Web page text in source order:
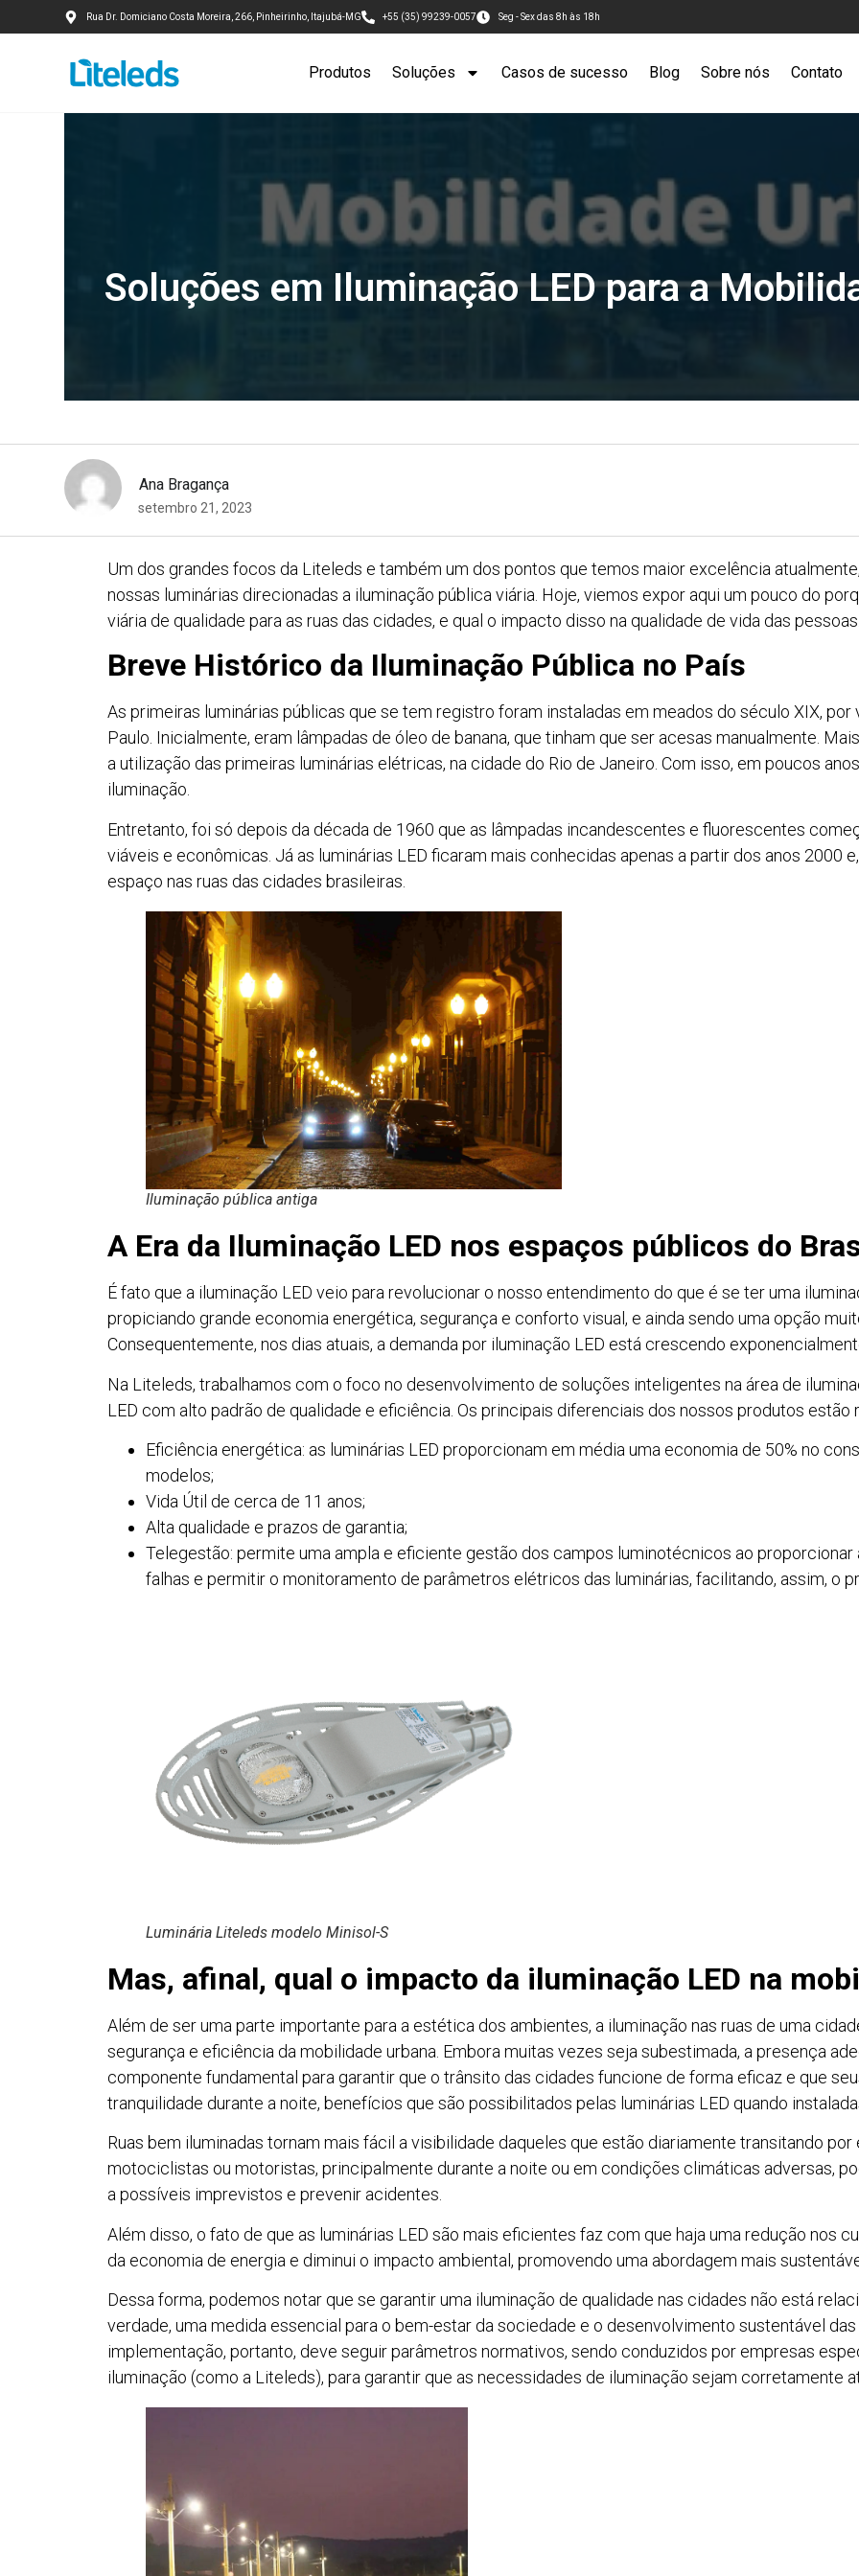
Rua Dr. Domiciano Costa Moreira, 266, Pinheirinho, Itajubá-MG +55 (35) 99239-0057 Seg - Sex das 8h às 18h
Produtos Soluções Casos de sucesso Blog Sobre nós Contato
Soluções em Iluminação LED para a
Ana Bragança
setembro 21, 2023
Um dos grandes focos da Liteleds e também um dos pontos que temos maior excelência
nossas luminárias direcionadas a iluminação pública viária. Hoje, viemos expor aqui um pouco do
viária de qualidade para as ruas das cidades, e qual o impacto disso na qualidade de vida das
Breve Histórico da Iluminação Pública no País
As primeiras luminárias públicas que se tem registro foram instaladas em meados do século XIX, por
Paulo. Inicialmente, eram lâmpadas de óleo de banana, que tinham que ser acesas manualmente.
a utilização das primeiras luminárias elétricas, na cidade do Rio de Janeiro. Com isso, em poucos
iluminação.
Entretanto, foi só depois da década de 1960 que as lâmpadas incandescentes e fluorescentes
viáveis e econômicas. Já as luminárias LED ficaram mais conhecidas apenas a partir dos anos 2000
espaço nas ruas das cidades brasileiras.
Iluminação pública antiga
A Era da Iluminação LED nos espaços públicos do
É fato que a iluminação LED veio para revolucionar o nosso entendimento do que é se ter uma
propiciando grande economia energética, segurança e conforto visual, e ainda sendo uma opção
Consequentemente, nos dias atuais, a demanda por iluminação LED está crescendo
Na Liteleds, trabalhamos com o foco no desenvolvimento de soluções inteligentes na área de
LED com alto padrão de qualidade e eficiência. Os principais diferenciais dos nossos produtos
Eficiência energética: as luminárias LED proporcionam em média uma economia de 50% no
modelos;
Vida Útil de cerca de 11 anos;
Alta qualidade e prazos de garantia;
Telegestão: permite uma ampla e eficiente gestão dos campos luminotécnicos ao
falhas e permitir o monitoramento de parâmetros elétricos das luminárias, facilitando, assim, o
Luminária Liteleds modelo Minisol-S
Mas, afinal, qual o impacto da iluminação LED na
Além de ser uma parte importante para a estética dos ambientes, a iluminação nas ruas de uma
segurança e eficiência da mobilidade urbana. Embora muitas vezes seja subestimada, a presença
componente fundamental para garantir que o trânsito das cidades funcione de forma eficaz e que
tranquilidade durante a noite, benefícios que são possibilitados pelas luminárias LED quando
Ruas bem iluminadas tornam mais fácil a visibilidade daqueles que estão diariamente transitando
motociclistas ou motoristas, principalmente durante a noite ou em condições climáticas adversas,
a possíveis imprevistos e prevenir acidentes.
Além disso, o fato de que as luminárias LED são mais eficientes faz com que haja uma redução nos
da economia de energia e diminui o impacto ambiental, promovendo uma abordagem mais
Dessa forma, podemos notar que se garantir uma iluminação de qualidade nas cidades não está
verdade, uma medida essencial para o bem-estar da sociedade e o desenvolvimento sustentável
implementação, portanto, deve seguir parâmetros normativos, sendo conduzidos por empresas
iluminação (como a Liteleds), para garantir que as necessidades de iluminação sejam corretamente